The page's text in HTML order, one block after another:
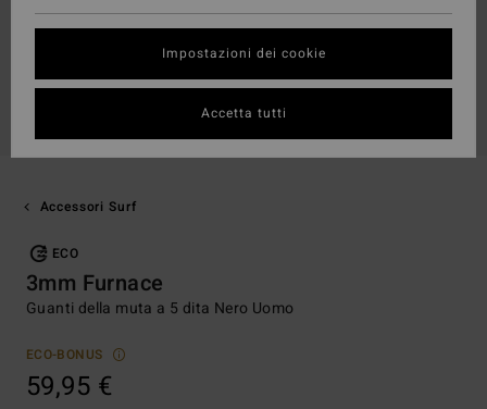
Accessori Surf
ECO
3mm Furnace
Guanti della muta a 5 dita Nero Uomo
ECO-BONUS
59,95 €
Impostazioni dei cookie
Accetta tutti